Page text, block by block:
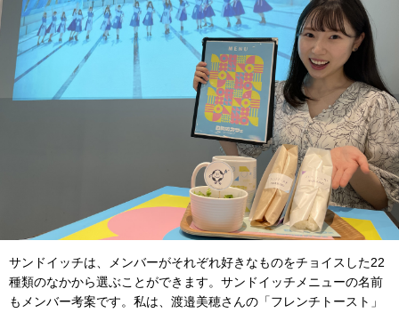
サンドイッチは、メンバーがそれぞれ好きなものをチョイスした22
種類のなかから選ぶことができます。サンドイッチメニューの名前
もメンバー考案です。私は、渡邉美穂さんの「フレンチトースト」